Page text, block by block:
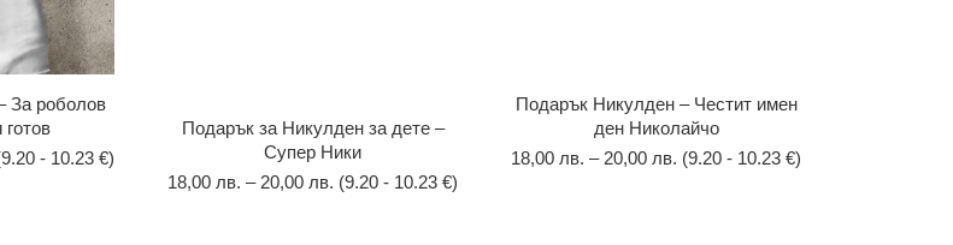
За роболов
готов
- 10.23 €)
Подарък Никулден – Честит имен
ден Николайчо
18,00 лв. – 20,00 лв. (9.20 - 10.23 €)
Подарък за Никулден за дете –
Супер Ники
18,00 лв. – 20,00 лв. (9.20 - 10.23 €)